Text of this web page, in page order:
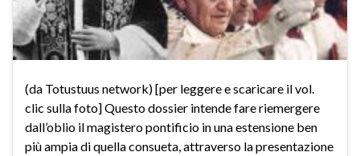
(da Totustuus network) [per leggere e scaricare il vol.
clic sulla foto] Questo dossier intende fare riemergere
dall’oblio il magistero pontificio in una estensione ben
più ampia di quella consueta, attraverso la presentazione